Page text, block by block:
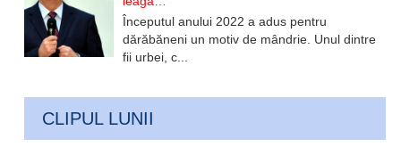
Începutul anului 2022 a adus pentru
dărăbăneni un motiv de mândrie. Unul dintre
fii urbei, c...
CLIPUL LUNII